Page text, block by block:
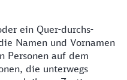
ein Quer-durchs-
Namen und Vornamen
Personen auf dem
die unterwegs